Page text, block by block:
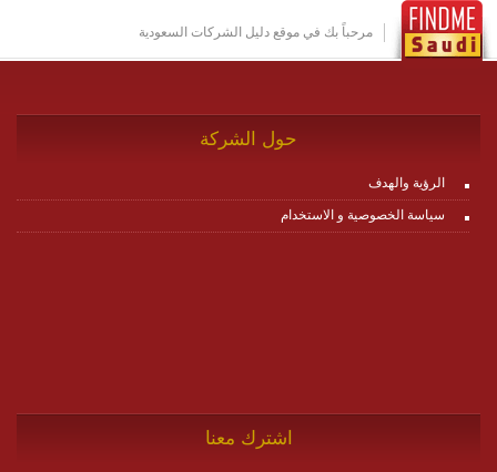
مرحباً بك في موقع دليل الشركات السعودية
حول الشركة
الرؤية والهدف
سياسة الخصوصية و الاستخدام
اشترك معنا